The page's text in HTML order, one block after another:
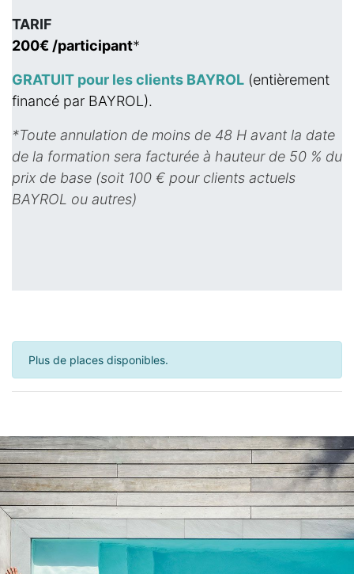
TARIF
200€ /participant*
GRATUIT pour les clients BAYROL (entièrement
financé par BAYROL).
*Toute annulation de moins de 48 H avant la date
de la formation sera facturée à hauteur de 50 % du
prix de base (soit 100 € pour clients actuels
BAYROL ou autres)
Plus de places disponibles.